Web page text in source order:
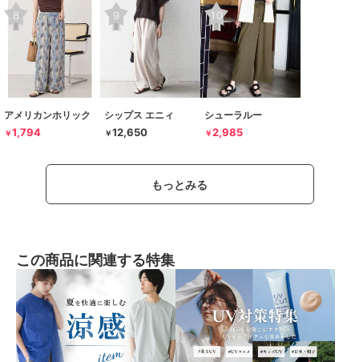
アメリカンホリック
￥1,794
シップス エニィ
￥12,650
シューラルー
￥2,985
もっとみる
この商品に関連する特集